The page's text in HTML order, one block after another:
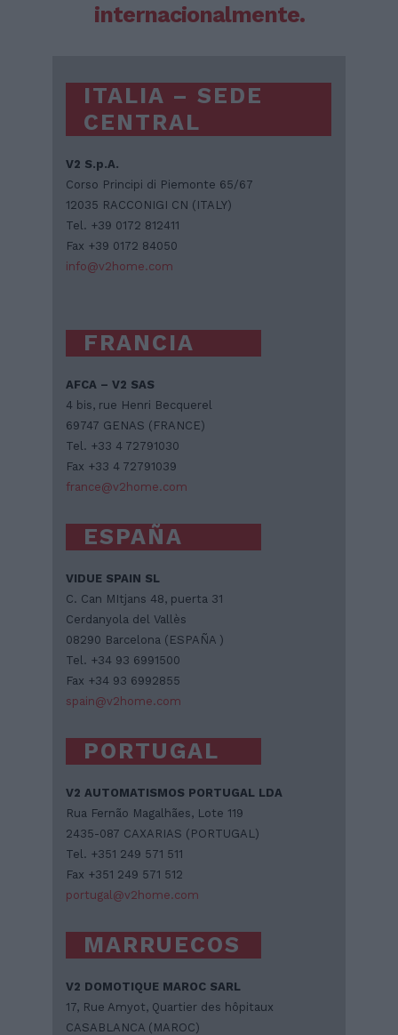
internacionalmente.
ITALIA – SEDE
CENTRAL
V2 S.p.A.
Corso Principi di Piemonte 65/67
12035 RACCONIGI CN (ITALY)
Tel. +39 0172 812411
Fax +39 0172 84050
info@v2home.com
FRANCIA
AFCA – V2 SAS
4 bis, rue Henri Becquerel
69747 GENAS (FRANCE)
Tel. +33 4 72791030
Fax +33 4 72791039
france@v2home.com
ESPAÑA
VIDUE SPAIN SL
C. Can MItjans 48, puerta 31
Cerdanyola del Vallès
08290 Barcelona (ESPAÑA )
Tel. +34 93 6991500
Fax +34 93 6992855
spain@v2home.com
PORTUGAL
V2 AUTOMATISMOS PORTUGAL LDA
Rua Fernão Magalhães, Lote 119
2435-087 CAXARIAS (PORTUGAL)
Tel. +351 249 571 511
Fax +351 249 571 512
portugal@v2home.com
MARRUECOS
V2 DOMOTIQUE MAROC SARL
17, Rue Amyot, Quartier des hôpitaux
CASABLANCA (MAROC)